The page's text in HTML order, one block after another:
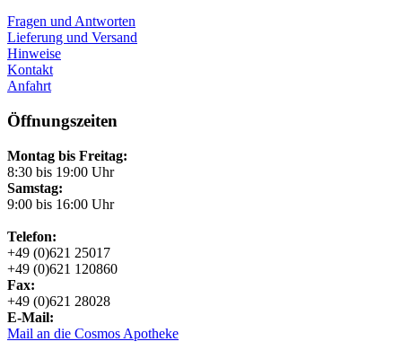
Fragen und Antworten
Lieferung und Versand
Hinweise
Kontakt
Anfahrt
Öffnungszeiten
Montag bis Freitag:
8:30 bis 19:00 Uhr
Samstag:
9:00 bis 16:00 Uhr
Telefon:
+49 (0)621 25017
+49 (0)621 120860
Fax:
+49 (0)621 28028
E-Mail:
Mail an die Cosmos Apotheke